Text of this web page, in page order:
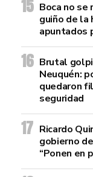
Boca no
guiño de la
apuntados
Brutal
Neuquén:
quedaron
seguridad
Ricardo
gobierno
“Ponen en